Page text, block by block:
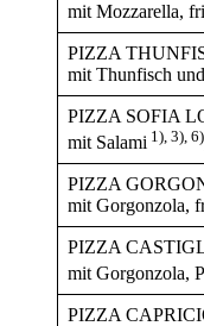
mit Mozzarella,
PIZZA
mit Thunfisch
PIZZA SOFIA
mit Salami 1), 3), 6)
PIZZA
mit Gorgonzola,
PIZZA
mit Gorgonzola,
PIZZA